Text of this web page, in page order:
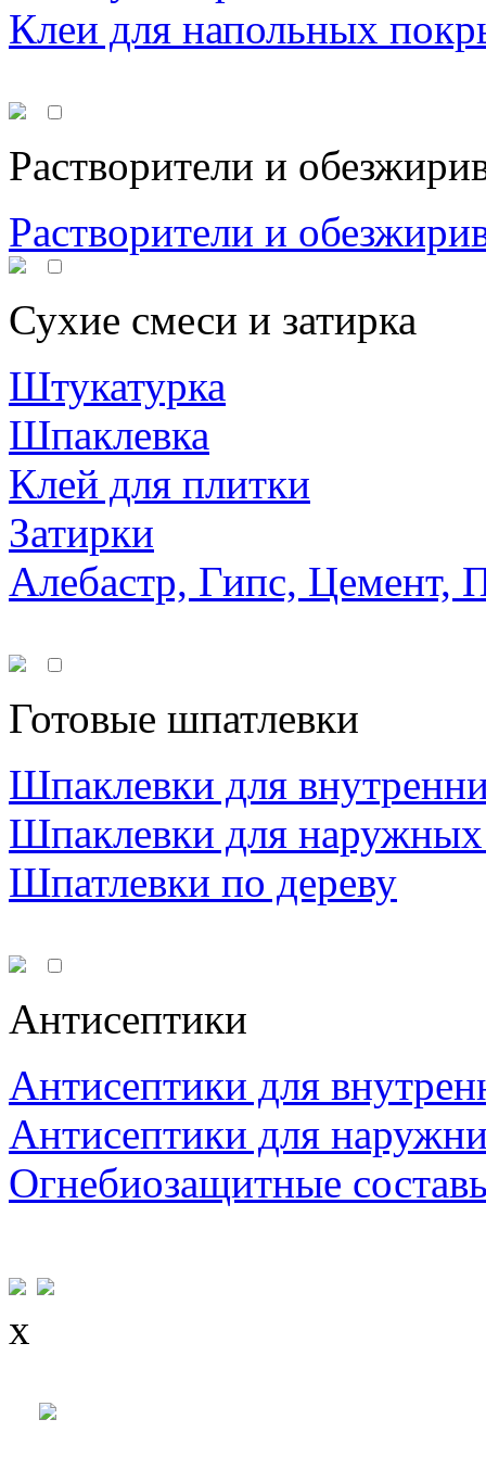
Клеи для напольных
Растворители и
Растворители и
Сухие смеси и затирка
Штукатурка
Шпаклевка
Клей для плитки
Затирки
Алебастр, Гипс, Цемент,
Готовые шпатлевки
Шпаклевки для
Шпаклевки для наружных
Шпатлевки по дереву
Антисептики
Антисептики для
Антисептики для
Огнебиозащитные
x